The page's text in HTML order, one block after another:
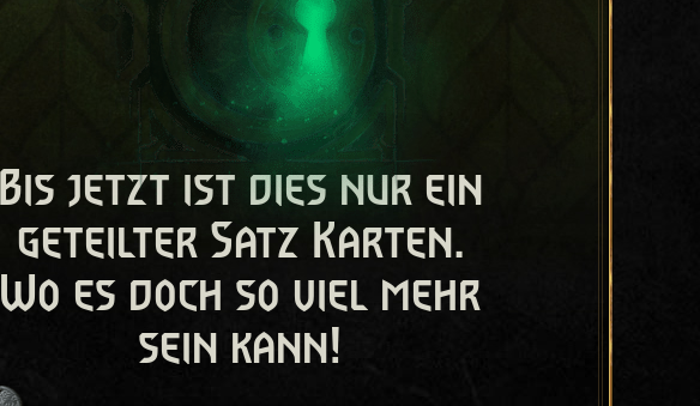
Bis jetzt ist dies nur ein
geteilter Satz Karten.
Wo es doch so viel mehr
sein kann!